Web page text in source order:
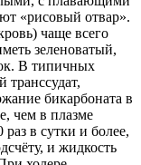
«рисовый отвар».
чаще всего
зеленоватый,
В типичных
транссудат,
бикарбоната в
чем в плазме
раз в сутки и более,
и жидкость